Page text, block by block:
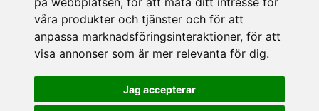
våra produkter och tjänster och för att
anpassa marknadsföringsinteraktioner, för att
visa annonser som är mer relevanta för dig.
Jag accepterar